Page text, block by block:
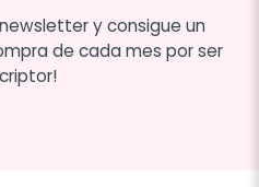
y consigue un
de cada mes por ser